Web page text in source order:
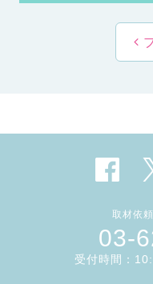
取材依
03-
受付時間：